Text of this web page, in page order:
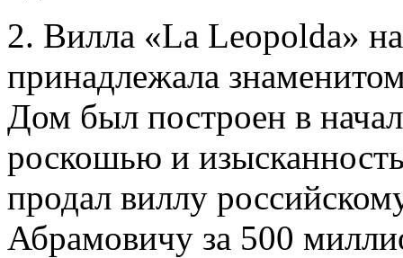
2. Вилла «La Leopolda»
принадлежала
Дом был построен в
роскошью и
продал виллу
Абрамовичу за 500